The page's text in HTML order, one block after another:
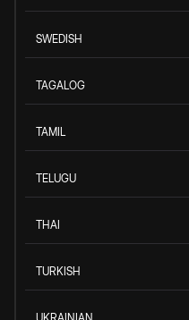
SWEDISH
TAGALOG
TAMIL
TELUGU
THAI
TURKISH